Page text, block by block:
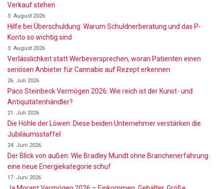
Verkauf stehen
3. August 2026
Hilfe bei Überschuldung: Warum Schuldnerberatung und das P-
Konto so wichtig sind
3. August 2026
Verlässlichkeit statt Werbeversprechen, woran Patienten einen
seriösen Anbieter für Cannabis auf Rezept erkennen
26. Juli 2026
Paco Steinbeck Vermögen 2026: Wie reich ist der Kunst- und
Antiquitätenhändler?
21. Juli 2026
Die Höhle der Löwen: Diese beiden Unternehmer verstärken die
Jubiläumsstaffel
24. Juni 2026
Der Blick von außen: Wie Bradley Mundt ohne Branchenerfahrung
eine neue Energiekategorie schuf
17. Juni 2026